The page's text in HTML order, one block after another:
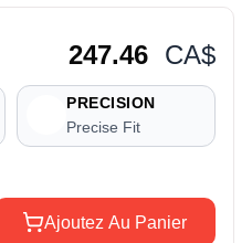
247.46 CA$
PRECISION
Precise Fit
Ajoutez Au Panier